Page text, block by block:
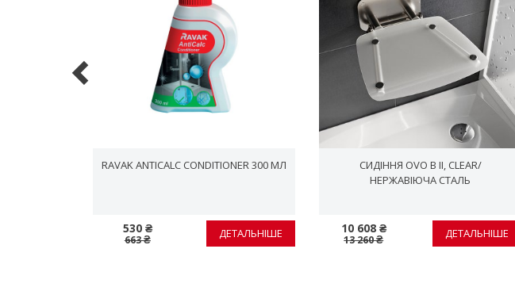
RAVAK ANTICALC CONDITIONER 300 МЛ
530 ₴
663 ₴ ДЕТАЛЬНІШЕ
СИДІННЯ OVO B II, CLEAR/
НЕРЖАВІЮЧА СТАЛЬ
10 608 ₴
13 260 ₴ ДЕТАЛЬНІШЕ